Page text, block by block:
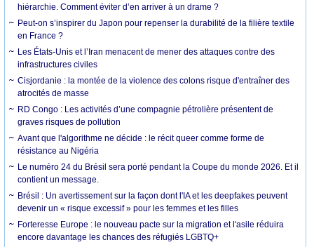
hiérarchie. Comment éviter d’en arriver à un drame ?
Peut-on s’inspirer du Japon pour repenser la durabilité de la filière textile
en France ?
Les États-Unis et l’Iran menacent de mener des attaques contre des
infrastructures civiles
Cisjordanie : la montée de la violence des colons risque d'entraîner des
atrocités de masse
RD Congo : Les activités d’une compagnie pétrolière présentent de
graves risques de pollution
Avant que l'algorithme ne décide : le récit queer comme forme de
résistance au Nigéria
Le numéro 24 du Brésil sera porté pendant la Coupe du monde 2026. Et il
contient un message.
Brésil : Un avertissement sur la façon dont l'IA et les deepfakes peuvent
devenir un « risque excessif » pour les femmes et les filles
Forteresse Europe : le nouveau pacte sur la migration et l'asile réduira
encore davantage les chances des réfugiés LGBTQ+